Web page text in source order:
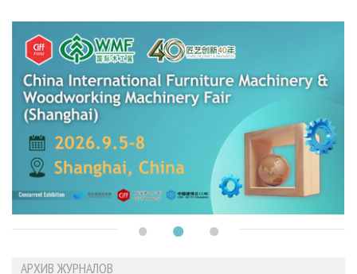
АРХИВ ЖУРНАЛОВ